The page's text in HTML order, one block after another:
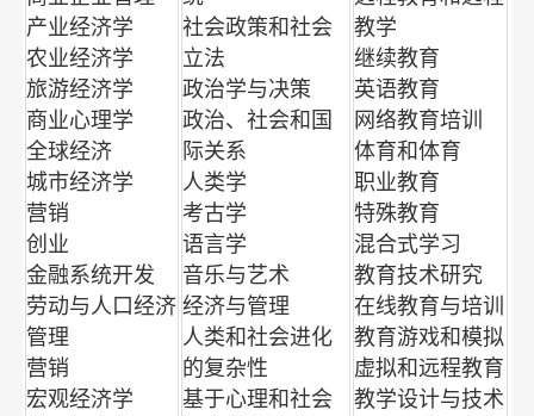
产业经济学
农业经济学
旅游经济学
商业心理学
全球经济
城市经济学
营销
创业
金融系统开发
劳动与人口经济
管理
营销
宏观经济学
社会政策和社会
立法
政治学与决策
政治、社会和国
际关系
人类学
考古学
语言学
音乐与艺术
经济与管理
人类和社会进化
的复杂性
基于心理和社会
教学
继续教育
英语教育
网络教育培训
体育和体育
职业教育
特殊教育
混合式学习
教育技术研究
在线教育与培训
教育游戏和模拟
虚拟和远程教育
教学设计与技术